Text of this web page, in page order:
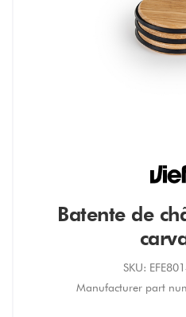
Batente de
SKU:
Manufacturer part